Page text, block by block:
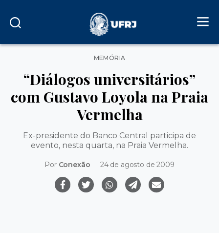
Categorias
MEMÓRIA
“Diálogos universitários”
com Gustavo Loyola na Praia
Vermelha
Ex-presidente do Banco Central participa de
evento, nesta quarta, na Praia Vermelha.
Por Conexão 24 de agosto de 2009